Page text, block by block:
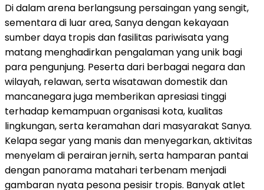
Di dalam arena berlangsung persaingan yang sengit,
sementara di luar area, Sanya dengan kekayaan
sumber daya tropis dan fasilitas pariwisata yang
matang menghadirkan pengalaman yang unik bagi
para pengunjung. Peserta dari berbagai negara dan
wilayah, relawan, serta wisatawan domestik dan
mancanegara juga memberikan apresiasi tinggi
terhadap kemampuan organisasi kota, kualitas
lingkungan, serta keramahan dari masyarakat Sanya.
Kelapa segar yang manis dan menyegarkan, aktivitas
menyelam di perairan jernih, serta hamparan pantai
dengan panorama matahari terbenam menjadi
gambaran nyata pesona pesisir tropis. Banyak atlet